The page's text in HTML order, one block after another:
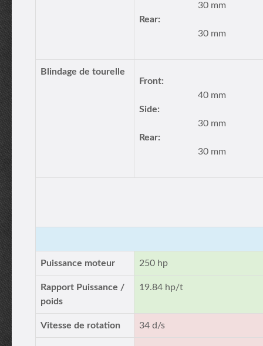
30 mm
Rear:
30 mm
Blindage de tourelle
Front:
40 mm
Side:
30 mm
Rear:
30 mm
Puissance moteur 250 hp
Rapport Puissance /
poids
19.84 hp/t
Vitesse de rotation 34 d/s